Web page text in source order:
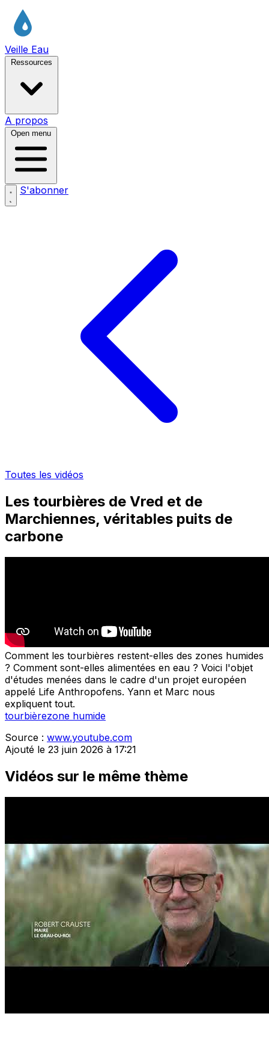
Veille Eau
Ressources
A propos
Open menu
S'abonner
Toutes les vidéos
Les tourbières de Vred et de
Marchiennes, véritables puits de
carbone
Comment les tourbières restent-elles des zones humides
? Comment sont-elles alimentées en eau ? Voici l'objet
d'études menées dans le cadre d'un projet européen
appelé Life Anthropofens. Yann et Marc nous
expliquent tout.
tourbièrezone humide
Source : www.youtube.com
Ajouté le 23 juin 2026 à 17:21
Vidéos sur le même thème